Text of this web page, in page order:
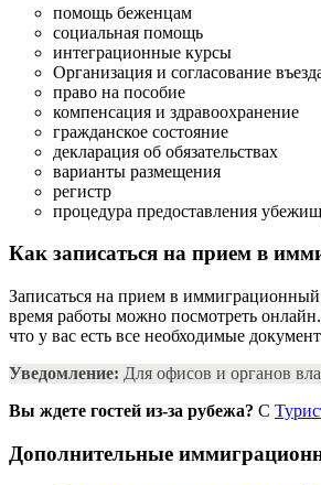
помощь беженцам
социальная помощь
интеграционные курсы
Организация и согласование
право на пособие
компенсация и здравоохранение
гражданское состояние
декларация об обязательствах
варианты размещения
регистр
процедура предоставления
Как записаться на прием в
Записаться на прием в
время работы можно посмотреть
что у вас есть все необходимые
Уведомление: Для офисов и органов
Вы ждете гостей из-за рубежа? С
Дополнительные